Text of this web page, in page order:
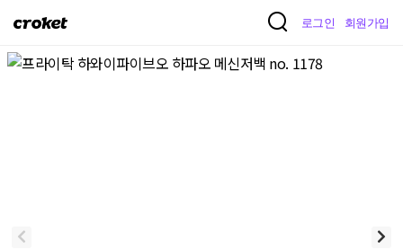
크
켓
로그인 회원가입